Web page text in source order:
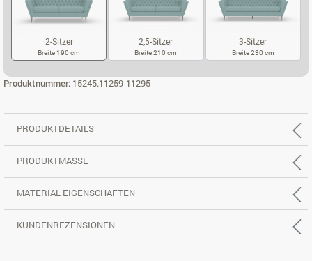
2-Sitzer
Breite 190 cm
2,5-Sitzer
Breite 210 cm
3-Sitzer
Breite 230 cm
Produktnummer: 15245.11259-11295
PRODUKTDETAILS
PRODUKTMASSE
MATERIAL EIGENSCHAFTEN
KUNDENREZENSIONEN